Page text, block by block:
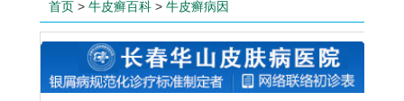
首页 > 牛皮癣百科 > 牛皮癣病因